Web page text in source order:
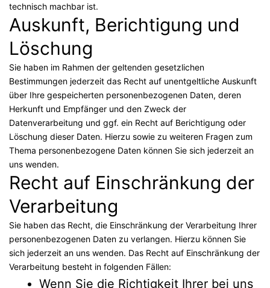
technisch machbar ist.
Auskunft, Berichtigung und
Löschung
Sie haben im Rahmen der geltenden gesetzlichen
Bestimmungen jederzeit das Recht auf unentgeltliche Auskunft
über Ihre gespeicherten personenbezogenen Daten, deren
Herkunft und Empfänger und den Zweck der
Datenverarbeitung und ggf. ein Recht auf Berichtigung oder
Löschung dieser Daten. Hierzu sowie zu weiteren Fragen zum
Thema personenbezogene Daten können Sie sich jederzeit an
uns wenden.
Recht auf Einschränkung der
Verarbeitung
Sie haben das Recht, die Einschränkung der Verarbeitung Ihrer
personenbezogenen Daten zu verlangen. Hierzu können Sie
sich jederzeit an uns wenden. Das Recht auf Einschränkung der
Verarbeitung besteht in folgenden Fällen:
Wenn Sie die Richtigkeit Ihrer bei uns